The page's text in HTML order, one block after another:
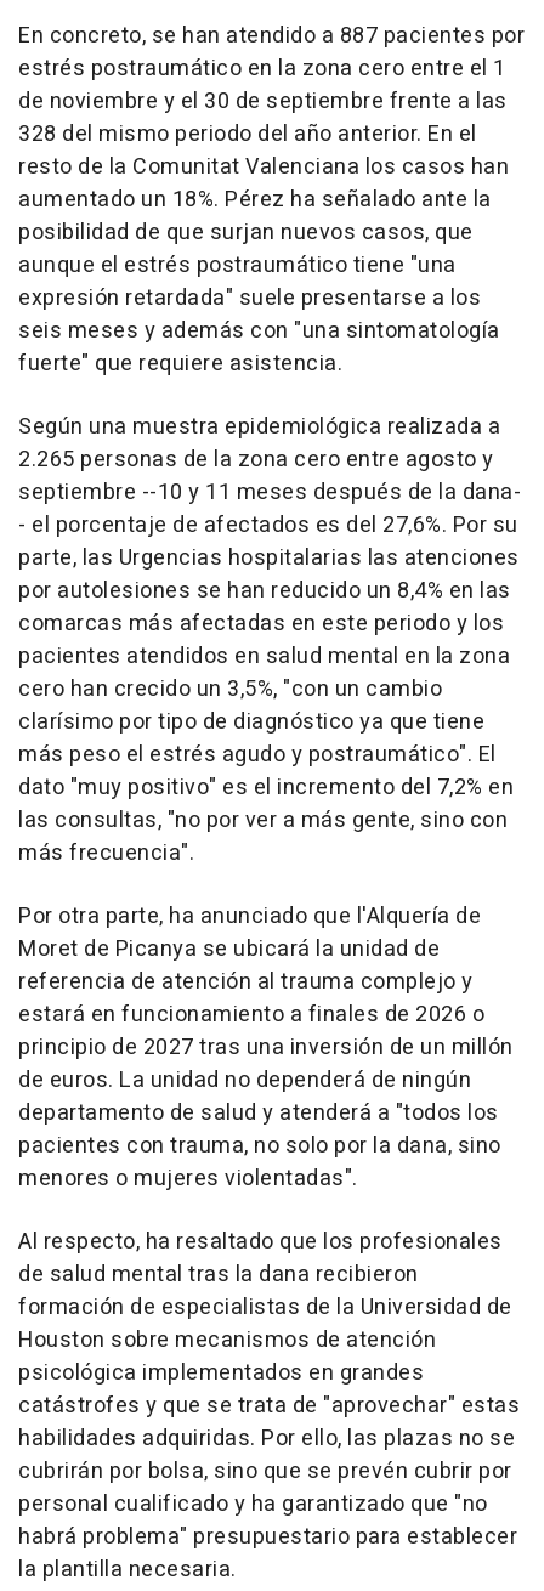
En concreto, se han atendido a 887 pacientes por
estrés postraumático en la zona cero entre el 1
de noviembre y el 30 de septiembre frente a las
328 del mismo periodo del año anterior. En el
resto de la Comunitat Valenciana los casos han
aumentado un 18%. Pérez ha señalado ante la
posibilidad de que surjan nuevos casos, que
aunque el estrés postraumático tiene "una
expresión retardada" suele presentarse a los
seis meses y además con "una sintomatología
fuerte" que requiere asistencia.
Según una muestra epidemiológica realizada a
2.265 personas de la zona cero entre agosto y
septiembre --10 y 11 meses después de la dana-
- el porcentaje de afectados es del 27,6%. Por su
parte, las Urgencias hospitalarias las atenciones
por autolesiones se han reducido un 8,4% en las
comarcas más afectadas en este periodo y los
pacientes atendidos en salud mental en la zona
cero han crecido un 3,5%, "con un cambio
clarísimo por tipo de diagnóstico ya que tiene
más peso el estrés agudo y postraumático". El
dato "muy positivo" es el incremento del 7,2% en
las consultas, "no por ver a más gente, sino con
más frecuencia".
Por otra parte, ha anunciado que l'Alquería de
Moret de Picanya se ubicará la unidad de
referencia de atención al trauma complejo y
estará en funcionamiento a finales de 2026 o
principio de 2027 tras una inversión de un millón
de euros. La unidad no dependerá de ningún
departamento de salud y atenderá a "todos los
pacientes con trauma, no solo por la dana, sino
menores o mujeres violentadas".
Al respecto, ha resaltado que los profesionales
de salud mental tras la dana recibieron
formación de especialistas de la Universidad de
Houston sobre mecanismos de atención
psicológica implementados en grandes
catástrofes y que se trata de "aprovechar" estas
habilidades adquiridas. Por ello, las plazas no se
cubrirán por bolsa, sino que se prevén cubrir por
personal cualificado y ha garantizado que "no
habrá problema" presupuestario para establecer
la plantilla necesaria.